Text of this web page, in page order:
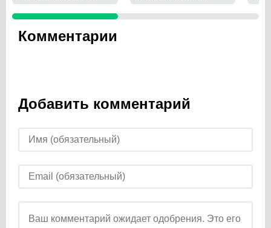
Комментарии
Добавить комментарий